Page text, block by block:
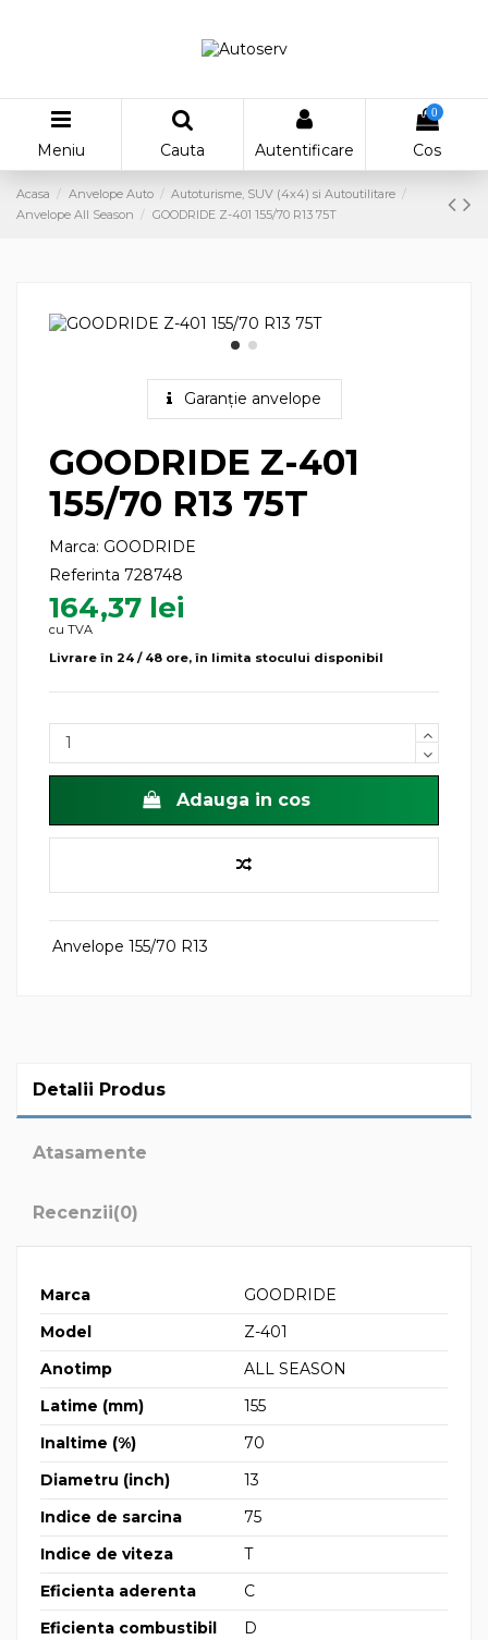
Meniu Cauta Autentificare
0
Cos
Acasa Anvelope Auto
Autoturisme, SUV (4x4) si Autoutilitare
Anvelope All Season
GOODRIDE Z-401 155/70 R13 75T
Garanție anvelope
GOODRIDE Z-401
155/70 R13 75T
Marca: GOODRIDE
Referinta 728748
164,37 lei
cu TVA
Livrare în 24 / 48 ore, în limita stocului disponibil
Adauga in cos
Anvelope 155/70 R13
Detalii Produs
Atasamente
Recenzii(0)
Marca
GOODRIDE
Model
Z-401
Anotimp
ALL SEASON
Latime (mm)
155
Inaltime (%)
70
Diametru (inch)
13
Indice de sarcina
75
Indice de viteza
T
Eficienta aderenta
C
Eficienta combustibil
D